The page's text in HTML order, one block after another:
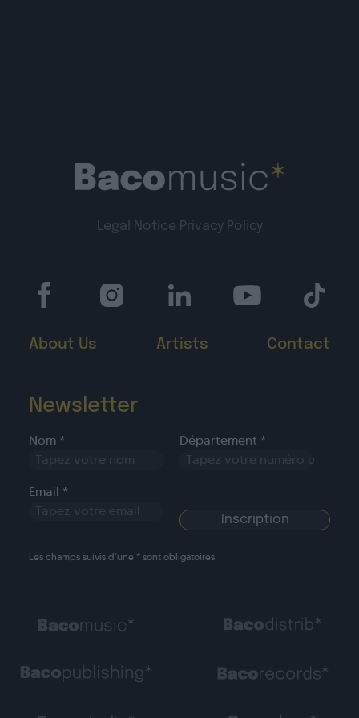
Legal Notice Privacy Policy
About Us Artists Contact
Newsletter
Nom * Département *
Email *
Les champs suivis d’une * sont obligatoires